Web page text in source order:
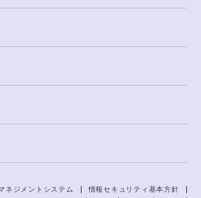
ネジメントシステム
情報セキュリティ基本方針